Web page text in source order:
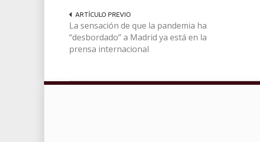
ARTÍCULO PREVIO
La sensación de que la pandemia ha
“desbordado” a Madrid ya está en la
prensa internacional